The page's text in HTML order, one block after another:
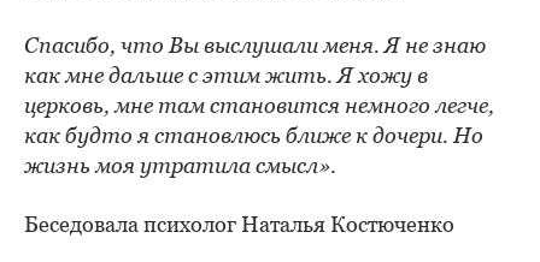
Спасибо, что Вы выслушали меня. Я не знаю
как мне дальше с этим жить. Я хожу в
церковь, мне там становится немного легче,
как будто я становлюсь ближе к дочери. Но
жизнь моя утратила смысл».
Беседовала психолог Наталья Костюченко